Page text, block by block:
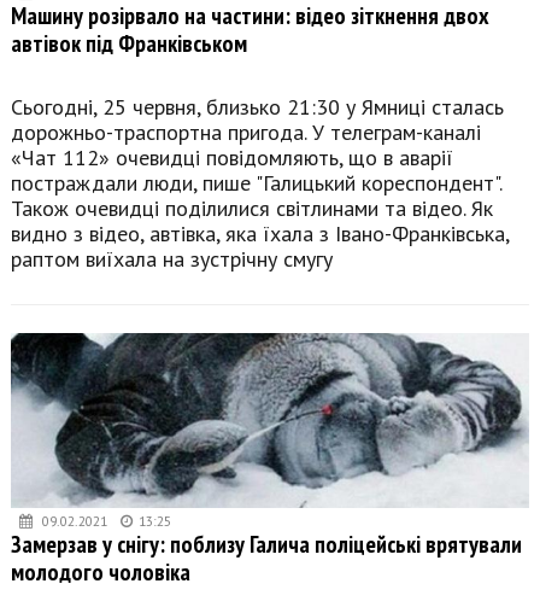
Машину розірвало на частини: відео зіткнення двох
автівок під Франківськом
Сьогодні, 25 червня, близько 21:30 у Ямниці сталась
дорожньо-траспортна пригода. У телеграм-каналі
«Чат 112» очевидці повідомляють, що в аварії
постраждали люди, пише "Галицький кореспондент".
Також очевидці поділилися світлинами та відео. Як
видно з відео, автівка, яка їхала з Івано-Франківська,
раптом виїхала на зустрічну смугу
09.02.2021 13:25
Замерзав у снігу: поблизу Галича поліцейські врятували
молодого чоловіка